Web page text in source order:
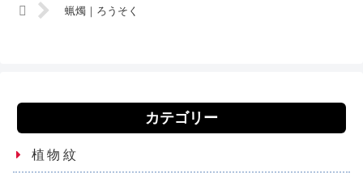
蝋燭｜ろうそく
カテゴリー
植物紋